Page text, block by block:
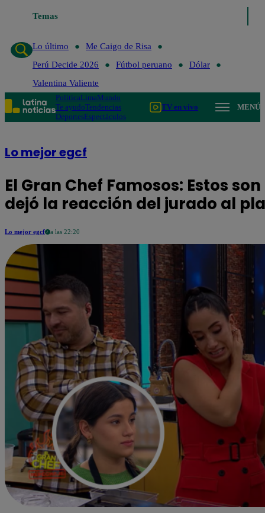
Temas
Lo último
Me Caigo de Risa
Perú Decide 2026
Fútbol peruano
Dólar
Valentina Valiente
PolíticaLimaMundo
Te ayudoTendencias
DeportesEspectáculos
TV en vivo MENÚ
Lo mejor egcf
El Gran Chef Famosos: Estos
dejó la reacción del jurado al
Lo mejor egcf a las 22:20